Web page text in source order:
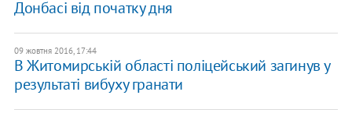
Донбасі від початку дня
09 жовтня 2016, 17:44
В Житомирській області поліцейський загинув у
результаті вибуху гранати